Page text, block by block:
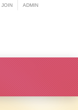
JOIN ADMIN